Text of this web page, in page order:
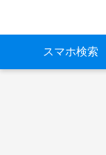
スマホ検索